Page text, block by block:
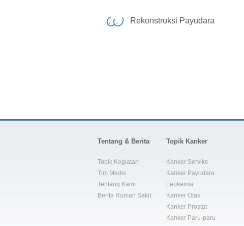
Rekonstruksi Payudara
Tentang & Berita
Topik Kegiatan
Tim Medis
Tentang Kami
Berita Rumah Sakit
Topik Kanker
Kanker Serviks
Kanker Payudara
Leukemia
Kanker Otak
Kanker Prostat
Kanker Paru-paru